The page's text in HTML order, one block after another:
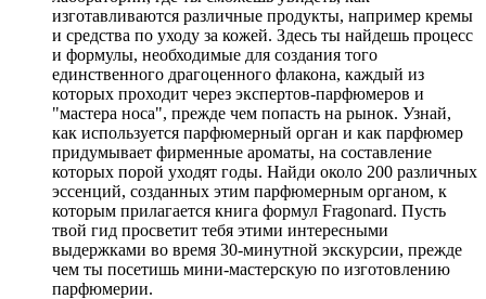
изготавливаются различные продукты, например кремы
и средства по уходу за кожей. Здесь ты найдешь процесс
и формулы, необходимые для создания того
единственного драгоценного флакона, каждый из
которых проходит через экспертов-парфюмеров и
"мастера носа", прежде чем попасть на рынок. Узнай,
как используется парфюмерный орган и как парфюмер
придумывает фирменные ароматы, на составление
которых порой уходят годы. Найди около 200 различных
эссенций, созданных этим парфюмерным органом, к
которым прилагается книга формул Fragonard. Пусть
твой гид просветит тебя этими интересными
выдержками во время 30-минутной экскурсии, прежде
чем ты посетишь мини-мастерскую по изготовлению
парфюмерии.